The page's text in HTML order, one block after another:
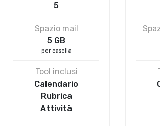
5
Spazio mail
5 GB
per casella
Tool inclusi
Calendario
Rubrica
Attività